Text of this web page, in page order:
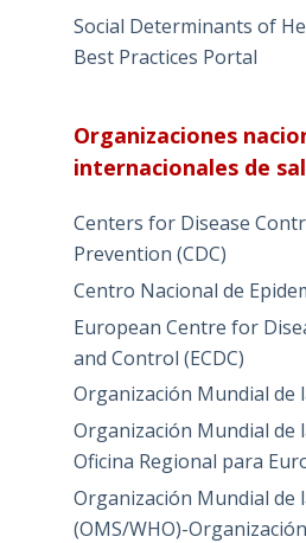
Social Determinants of
Best Practices Portal
Organizaciones
internacionales de
Centers for Disease
Prevention (CDC)
Centro Nacional de
European Centre for
and Control (ECDC)
Organización Mundial de
Organización Mundial de
Oficina Regional para
Organización Mundial de
(OMS/WHO)-